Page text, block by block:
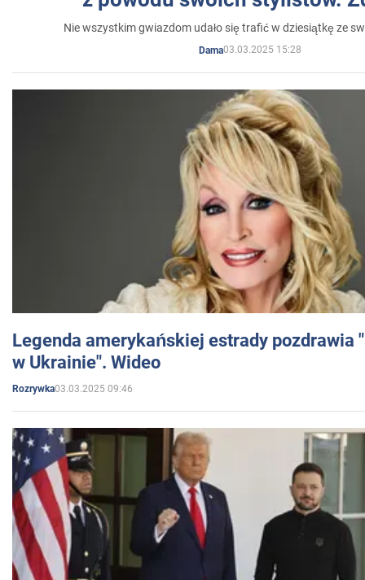
Nie wszystkim gwiazdom udało się trafić w dziesiątkę ze
Dama03.03.2025 15:28
Legenda amerykańskiej estrady pozdrawia
w Ukrainie". Wideo
Rozrywka03.03.2025 09:46